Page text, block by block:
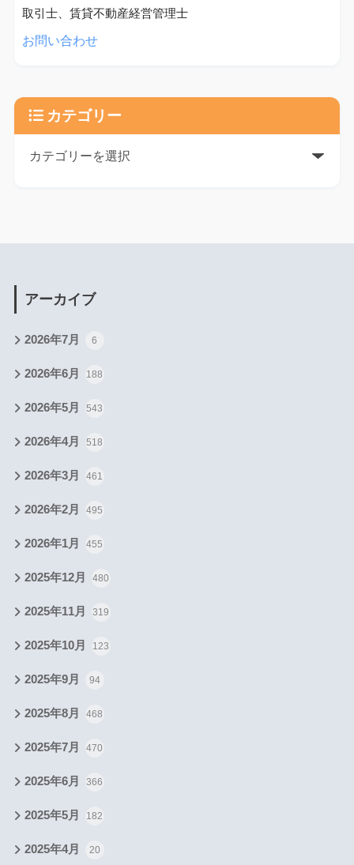
取引士、賃貸不動産経営管理士
お問い合わせ
カテゴリー
アーカイブ
2026年7月 6
2026年6月 188
2026年5月 543
2026年4月 518
2026年3月 461
2026年2月 495
2026年1月 455
2025年12月 480
2025年11月 319
2025年10月 123
2025年9月 94
2025年8月 468
2025年7月 470
2025年6月 366
2025年5月 182
2025年4月 20